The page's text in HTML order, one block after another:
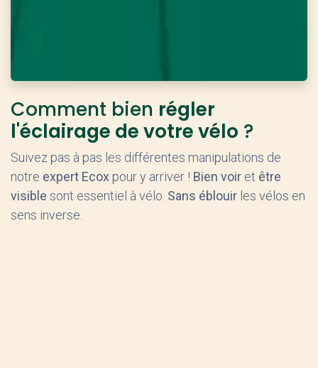
Comment bien régler
l'éclairage de votre vélo ?
Suivez pas à pas les différentes manipulations de
notre expert Ecox pour y arriver ! Bien voir et être
visible sont essentiel à vélo. Sans éblouir les vélos en
sens inverse.